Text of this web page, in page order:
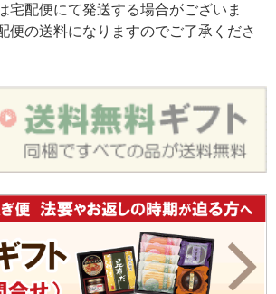
宅配便にて発送する場合がございま
便の送料になりますのでご了承くださ